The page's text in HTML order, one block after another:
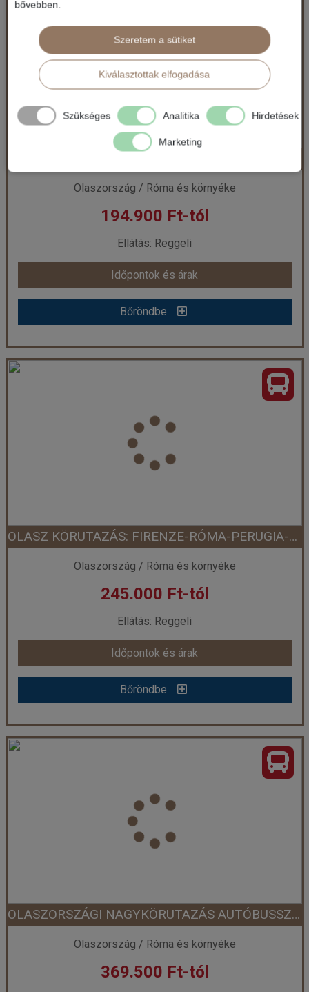
Olaszország / Róma és környéke
194.900 Ft-tól
Ellátás: Reggeli
Időpontok és árak
Bőröndbe
Római barangolások
Város:Róma
Utazás módja:Busszal
Ellátás:
Szálláskategória:
Háromágyas szoba
Időpont: 2026-09-17 | 4 éj
már 194.900 Ft-tól
Időpontok és árak
Bőröndbe
OLASZ KÖRUTAZÁS: FIRENZE-RÓMA-PERUGIA-TRIESZT BUSSZAL
Olaszország / Róma és környéke
245.000 Ft-tól
Ellátás: Reggeli
Időpontok és árak
Bőröndbe
OLASZ KÖRUTAZÁS: FIRENZE-RÓMA-PERUGIA-TRIESZT BUSSZAL
Város:Róma
Utazás módja:Busszal
Ellátás:
Szálláskategória:Program szerint
2 ágyas szoba
Időpont: 2026-08-18 | 5 éj
már 245.000 Ft-tól
OLASZORSZÁGI NAGYKÖRUTAZÁS AUTÓBUSSZAL
Olaszország / Róma és környéke
369.500 Ft-tól
bővebben.
Szeretem a sütiket
Kiválasztottak elfogadása
Szükséges Analitika Hirdetések
Marketing